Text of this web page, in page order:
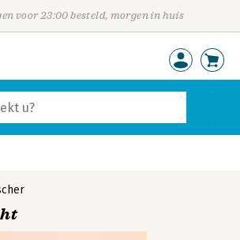
voor 23:00 besteld, morgen in huis